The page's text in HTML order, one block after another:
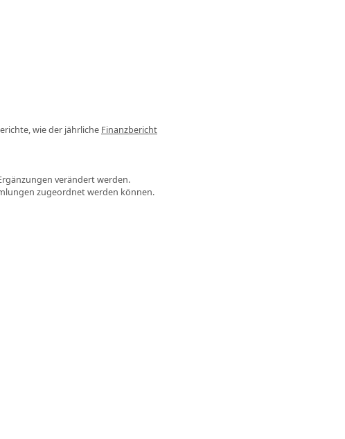
wie der jährliche Finanzbericht
verändert werden.
zugeordnet werden können.